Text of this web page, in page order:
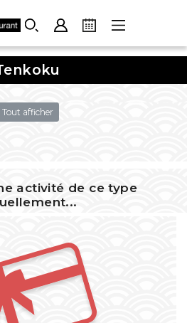
Tout afficher
activité de ce type